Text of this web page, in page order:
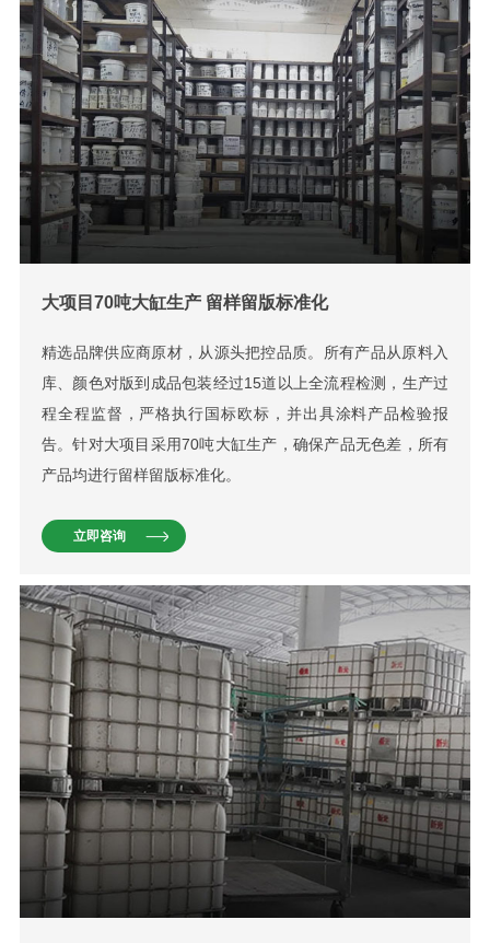
大项目70吨大缸生产 留样留版标准化
精选品牌供应商原材，从源头把控品质。所有产品从原料入
库、颜色对版到成品包装经过15道以上全流程检测，生产过
程全程监督，严格执行国标欧标，并出具涂料产品检验报
告。针对大项目采用70吨大缸生产，确保产品无色差，所有
产品均进行留样留版标准化。
立即咨询